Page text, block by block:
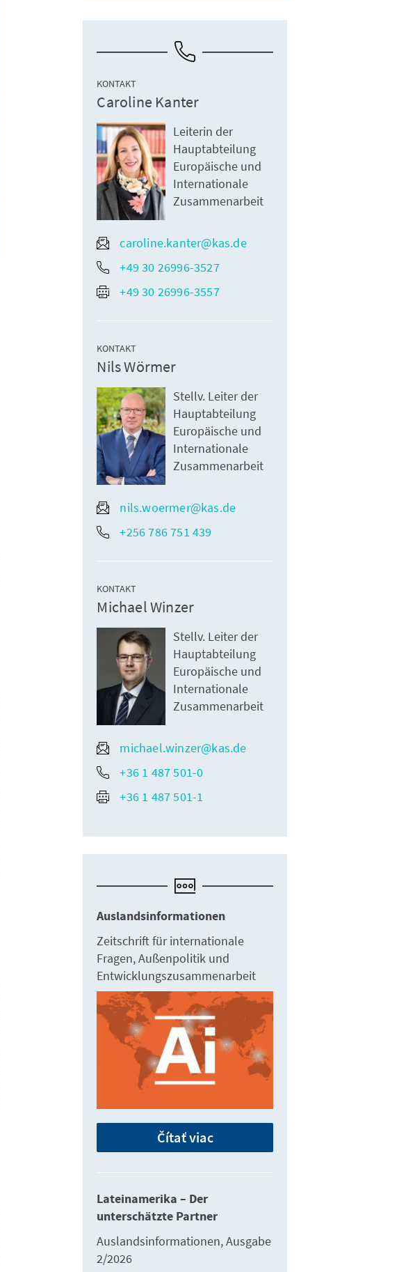
KONTAKT
Caroline Kanter
Leiterin der
Hauptabteilung
Europäische und
Internationale
Zusammenarbeit
caroline.kanter@kas.de
+49 30 26996-3527
+49 30 26996-3557
KONTAKT
Nils Wörmer
Stellv. Leiter der
Hauptabteilung
Europäische und
Internationale
Zusammenarbeit
nils.woermer@kas.de
+256 786 751 439
KONTAKT
Michael Winzer
Stellv. Leiter der
Hauptabteilung
Europäische und
Internationale
Zusammenarbeit
michael.winzer@kas.de
+36 1 487 501-0
+36 1 487 501-1
Auslandsinformationen
Zeitschrift für internationale
Fragen, Außenpolitik und
Entwicklungszusammenarbeit
Čítať viac
Lateinamerika – Der
unterschätzte Partner
Auslandsinformationen, Ausgabe
2/2026